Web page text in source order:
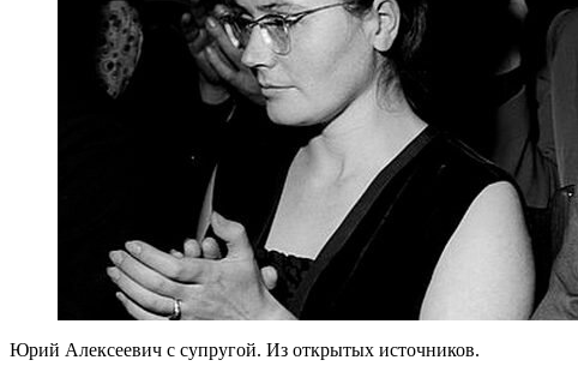
Юрий Алексеевич с супругой. Из открытых источников.